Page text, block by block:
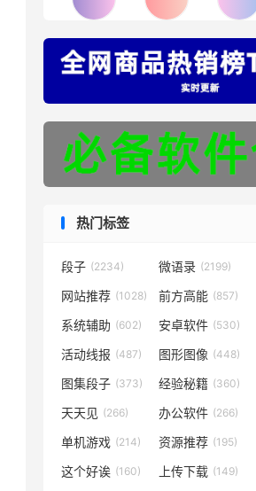
热门标签
段子 (2234) 微语录 (2199)
网站推荐 (1028) 前方高能 (857)
系统辅助 (602) 安卓软件 (530)
活动线报 (487) 图形图像 (448)
图集段子 (373) 经验秘籍 (360)
天天见 (266) 办公软件 (266)
单机游戏 (214) 资源推荐 (195)
这个好诶 (160) 上传下载 (149)